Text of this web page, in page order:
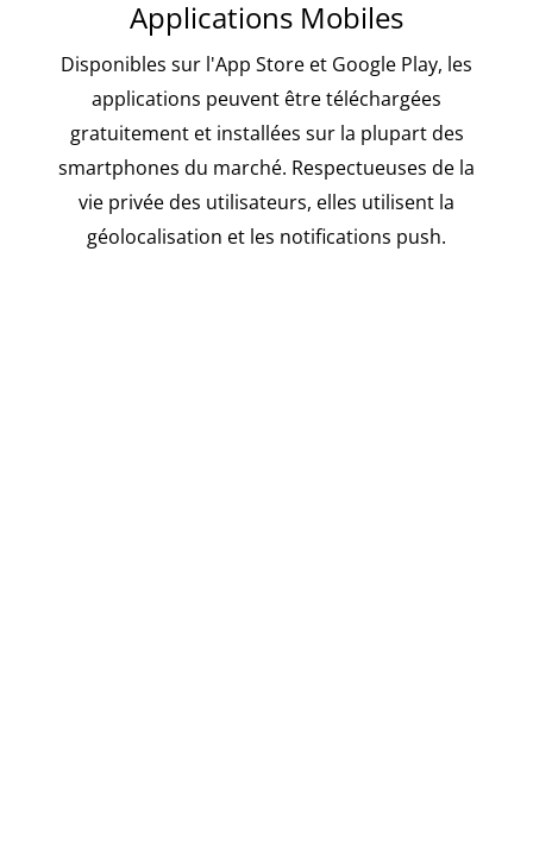
Applications Mobiles
Disponibles sur l'App Store et Google Play, les
applications peuvent être téléchargées
gratuitement et installées sur la plupart des
smartphones du marché. Respectueuses de la
vie privée des utilisateurs, elles utilisent la
géolocalisation et les notifications push.